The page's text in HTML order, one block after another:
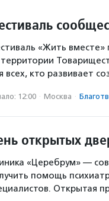
«Жить вместе»
всех, кто развивает
12:00 · Москва ·
открытых
«Церебрум» —
помощь
Открытая